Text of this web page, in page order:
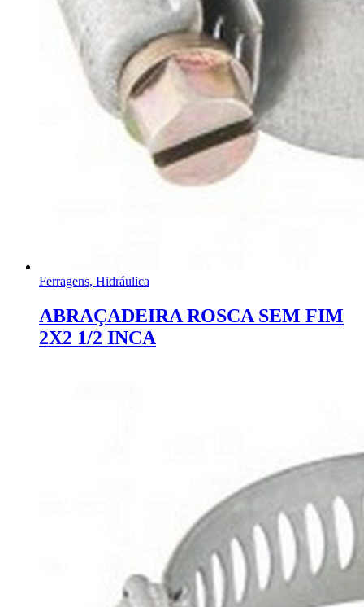
Ferragens, Hidráulica
ABRAÇADEIRA ROSCA SEM FIM
2X2 1/2 INCA